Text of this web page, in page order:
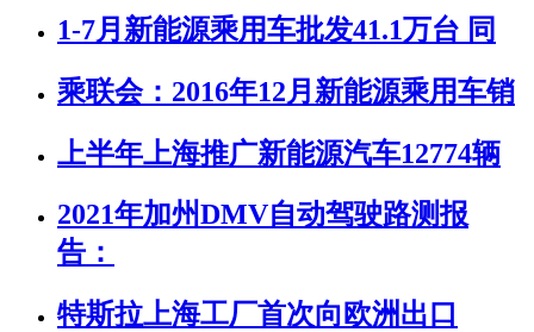
1-7月新能源乘用车批发41.1万台 同
乘联会：2016年12月新能源乘用车销
上半年上海推广新能源汽车12774辆
2021年加州DMV自动驾驶路测报
告：
特斯拉上海工厂首次向欧洲出口